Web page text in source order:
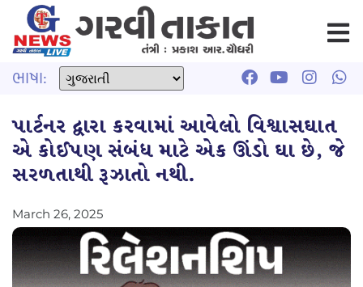
ભાષા:
પાર્ટનર દ્વારા કરવામાં આવેલો વિશ્વાસઘાત
એ કોઈપણ સંબંધ માટે એક ઊંડો ઘા છે, જે
સરળતાથી રૂઝાતો નથી.
March 26, 2025